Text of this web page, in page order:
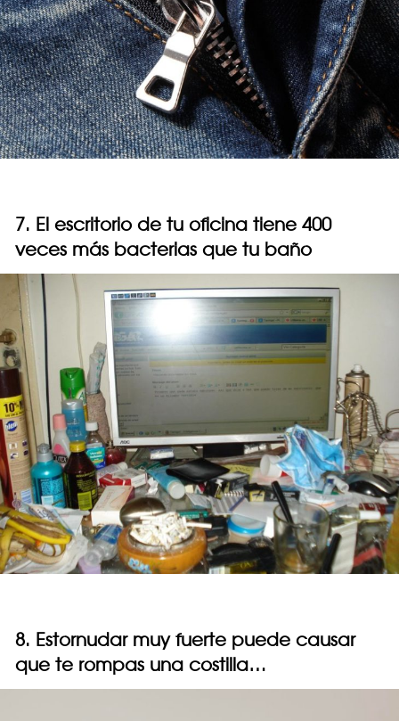
7. El escritorio de tu oficina tiene 400
veces más bacterias que tu baño
8. Estornudar muy fuerte puede causar
que te rompas una costilla…